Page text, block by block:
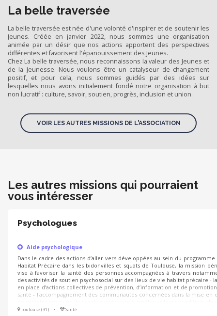
La belle traversée
La belle traversée est née d'une volonté d'inspirer et de soutenir les
Jeunes. Créée en janvier 2022, nous sommes une organisation
animée par un désir que nos actions apportent des perspectives
différentes et favorisent l'épanouissement des Jeunes.
Chez La belle traversée, nous reconnaissons la valeur des Jeunes et
de la Jeunesse. Nous voulons être un catalyseur de changement
positif, et pour cela, nous sommes guidés par des idées sur
lesquelles nous avons initialement fondé notre organisation à but
non lucratif : culture, savoir, soutien, progrès, inclusion et union.
VOIR LES AUTRES MISSIONS DE L'ASSOCIATION
Les autres missions qui pourraient
vous intéresser
Psychologues
Aide psychologique
Dans le cadre des actions d’aller vers développées au sein du programme
Habitat Précaire dans les bidonvilles et squats de Toulouse, la mission
vise à favoriser la santé des personnes accompagnées à travers
des activités de soutien psychosocial sur des lieux de vie habitat précaire -
en place d’actions collectives de prévention, d’information et de
santé - l'accompagnement des communautés concernées dans la mise en
Toulouse (31) • Santé